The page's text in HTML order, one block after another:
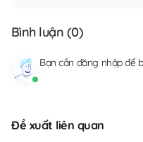
Bình luận (0)
Bạn cần đăng nhậpđể
Đề xuất liên quan